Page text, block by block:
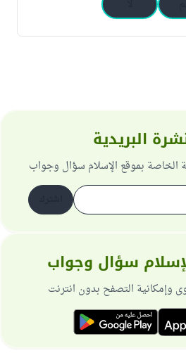
البريدية
الخاصة بموقع الإسلام سؤال وجواب
سؤال وجواب
وإمكانية التصفح بدون انترنت